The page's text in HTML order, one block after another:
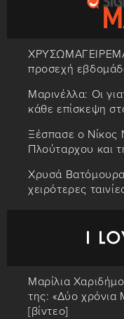
προσεχή
Μαρινέλλα: Οι
κάθε επίσκεψη
Ξέσπασε ο Νίκος
Πλούταρχου και
Χρυσά Βατόμουρα:
χειρότερες
Μαρίλια
της: «Δύο χρόνια
[βίντεο]